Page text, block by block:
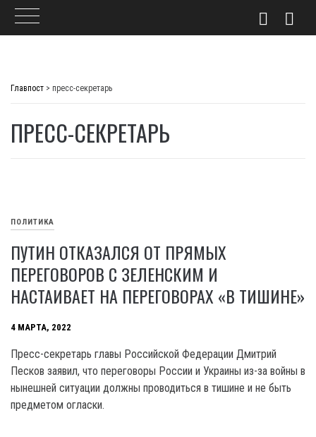
Главпост > пресс-секретарь
ПРЕСС-СЕКРЕТАРЬ
ПОЛИТИКА
ПУТИН ОТКАЗАЛСЯ ОТ ПРЯМЫХ
ПЕРЕГОВОРОВ С ЗЕЛЕНСКИМ И
НАСТАИВАЕТ НА ПЕРЕГОВОРАХ «В ТИШИНЕ»
4 МАРТА, 2022
Пресс-секретарь главы Российской Федерации Дмитрий
Песков заявил, что переговоры России и Украины из-за войны в
нынешней ситуации должны проводиться в тишине и не быть
предметом огласки.